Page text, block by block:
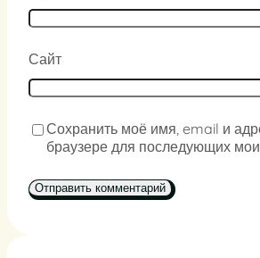
Сайт
Сохранить моё имя, email и
браузере для последующих